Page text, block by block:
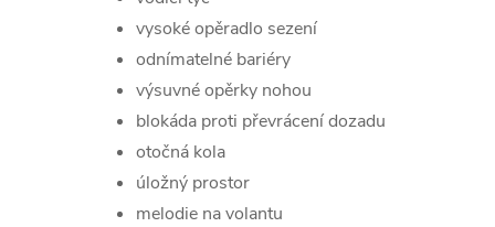
vysoké opěradlo sezení
odnímatelné bariéry
výsuvné opěrky nohou
blokáda proti převrácení dozadu
otočná kola
úložný prostor
melodie na volantu